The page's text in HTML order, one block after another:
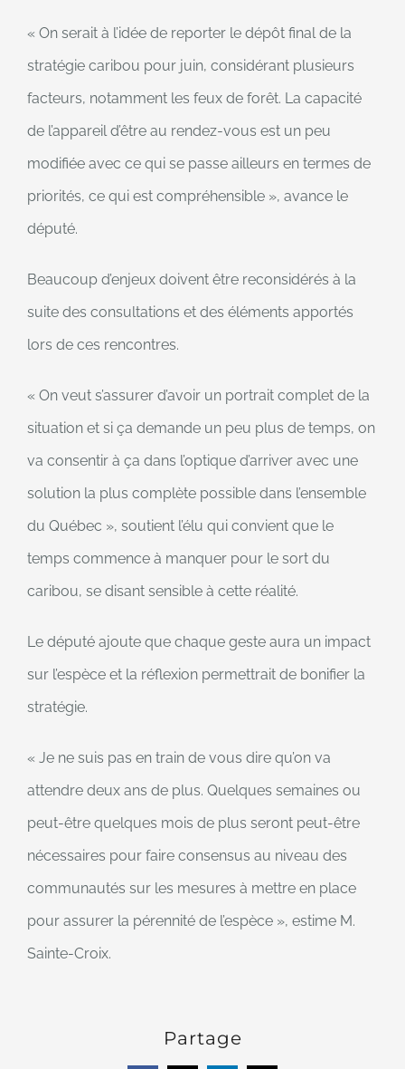
« On serait à l’idée de reporter le dépôt final de la
stratégie caribou pour juin, considérant plusieurs
facteurs, notamment les feux de forêt. La capacité
de l’appareil d’être au rendez-vous est un peu
modifiée avec ce qui se passe ailleurs en termes de
priorités, ce qui est compréhensible », avance le
député.
Beaucoup d’enjeux doivent être reconsidérés à la
suite des consultations et des éléments apportés
lors de ces rencontres.
« On veut s’assurer d’avoir un portrait complet de la
situation et si ça demande un peu plus de temps, on
va consentir à ça dans l’optique d’arriver avec une
solution la plus complète possible dans l’ensemble
du Québec », soutient l’élu qui convient que le
temps commence à manquer pour le sort du
caribou, se disant sensible à cette réalité.
Le député ajoute que chaque geste aura un impact
sur l’espèce et la réflexion permettrait de bonifier la
stratégie.
« Je ne suis pas en train de vous dire qu’on va
attendre deux ans de plus. Quelques semaines ou
peut-être quelques mois de plus seront peut-être
nécessaires pour faire consensus au niveau des
communautés sur les mesures à mettre en place
pour assurer la pérennité de l’espèce », estime M.
Sainte-Croix.
Partage